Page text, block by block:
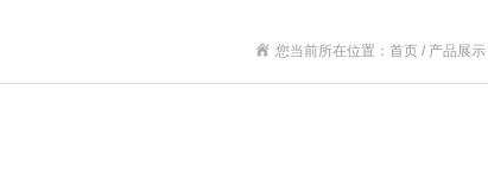
您当前所在位置：首页 / 产品展